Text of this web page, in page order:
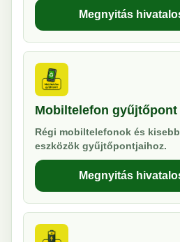
Megnyitás
Mobiltelefon gyűjtőpont
Régi mobiltelefonok és
eszközök gyűjtőpontjaihoz.
Megnyitás